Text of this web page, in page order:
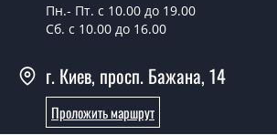
дверей.
входных дверей?
От 5200 грн.
Пн.- Пт. с 10.00 до 19.00
Сб. с 10.00 до 16.00
г. Киев, просп. Бажана, 14
Проложить маршрут